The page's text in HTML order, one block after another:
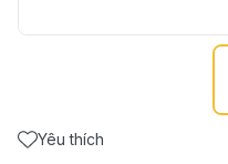
Yêu thích